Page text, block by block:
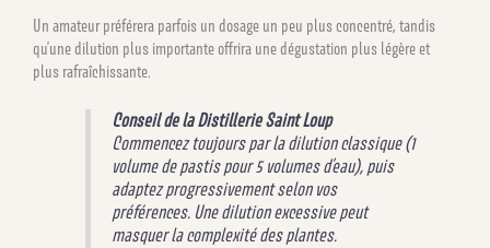
Un amateur préférera parfois un dosage un peu plus concentré, tandis
qu’une dilution plus importante offrira une dégustation plus légère et
plus rafraîchissante.
Conseil de la Distillerie Saint Loup
Commencez toujours par la dilution classique (1
volume de pastis pour 5 volumes d’eau), puis
adaptez progressivement selon vos
préférences. Une dilution excessive peut
masquer la complexité des plantes.